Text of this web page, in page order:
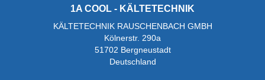
1A COOL - KÄLTETECHNIK
KÄLTETECHNIK RAUSCHENBACH GMBH
Kölnerstr. 290a
51702 Bergneustadt
Deutschland